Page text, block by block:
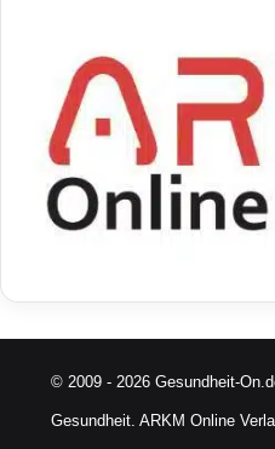
© 2009 - 2026 Gesundheit-
Gesundheit. ARKM Online